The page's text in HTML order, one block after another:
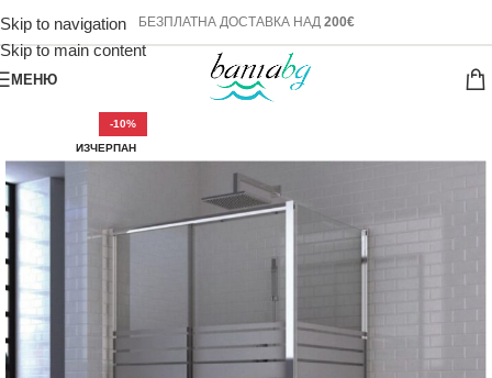
Skip to navigation
Skip to main content
БЕЗПЛАТНА ДОСТАВКА НАД 200€
МЕНЮ
-10%
ИЗЧЕРПАН